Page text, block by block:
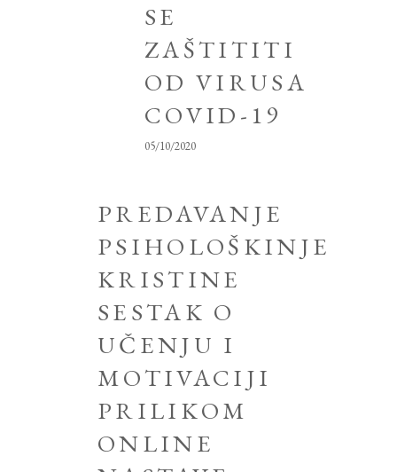
SE
ZAŠTITITI
OD VIRUSA
COVID-19
05/10/2020
PREDAVANJE
PSIHOLOŠKINJE
KRISTINE
SESTAK O
UČENJU I
MOTIVACIJI
PRILIKOM
ONLINE